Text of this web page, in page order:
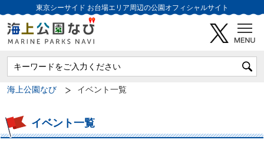
東京シーサイド お台場エリア周辺の公園オフィシャルサイト
海上公園なび イベント一覧
イベント一覧